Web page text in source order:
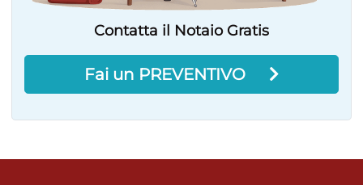
Contatta il Notaio Gratis
Fai un PREVENTIVO